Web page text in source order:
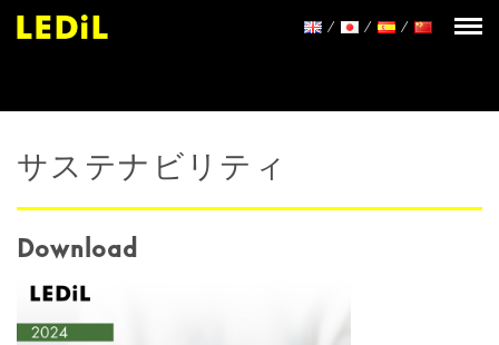
サステナビリティ
Download